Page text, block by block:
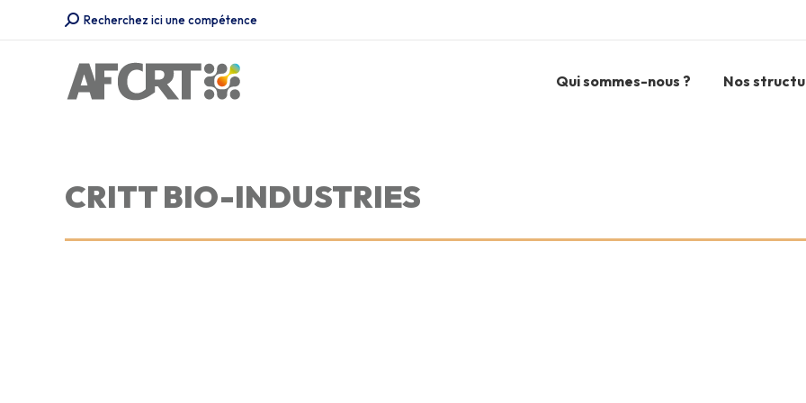
Recherche
Recherchez ici une compétence
Qui sommes-nous ? Nos
CRITT BIO-INDUSTRIES